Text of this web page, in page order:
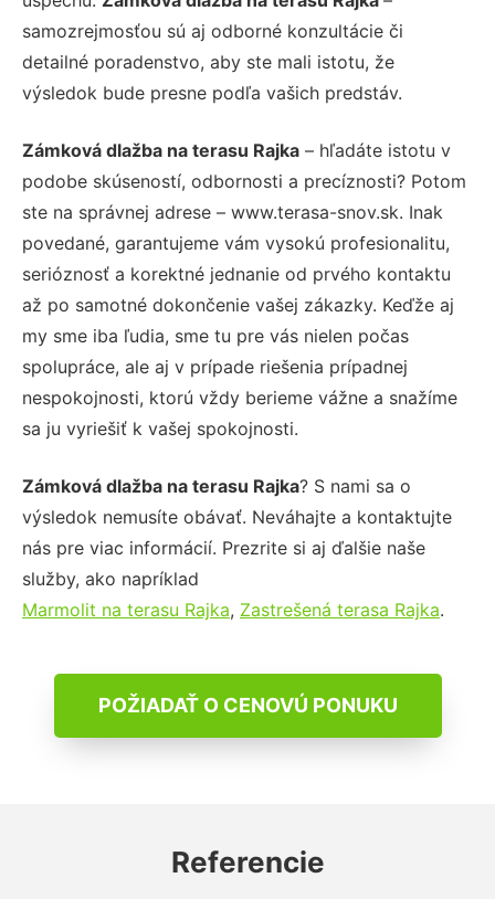
samozrejmosťou sú aj odborné konzultácie či
detailné poradenstvo, aby ste mali istotu, že
výsledok bude presne podľa vašich predstáv.
Zámková dlažba na terasu Rajka – hľadáte istotu v
podobe skúseností, odbornosti a precíznosti? Potom
ste na správnej adrese – www.terasa-snov.sk. Inak
povedané, garantujeme vám vysokú profesionalitu,
serióznosť a korektné jednanie od prvého kontaktu
až po samotné dokončenie vašej zákazky. Keďže aj
my sme iba ľudia, sme tu pre vás nielen počas
spolupráce, ale aj v prípade riešenia prípadnej
nespokojnosti, ktorú vždy berieme vážne a snažíme
sa ju vyriešiť k vašej spokojnosti.
Zámková dlažba na terasu Rajka? S nami sa o
výsledok nemusíte obávať. Neváhajte a kontaktujte
nás pre viac informácií. Prezrite si aj ďalšie naše
služby, ako napríklad
Marmolit na terasu Rajka, Zastrešená terasa Rajka.
POŽIADAŤ O CENOVÚ PONUKU
Referencie